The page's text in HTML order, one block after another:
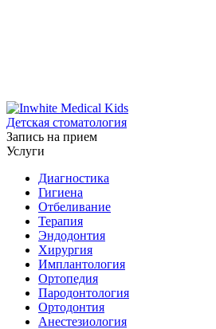
Детская стоматология
Запись на прием
Услуги
Диагностика
Гигиена
Отбеливание
Терапия
Эндодонтия
Хирургия
Имплантология
Ортопедия
Пародонтология
Ортодонтия
Анестезиология